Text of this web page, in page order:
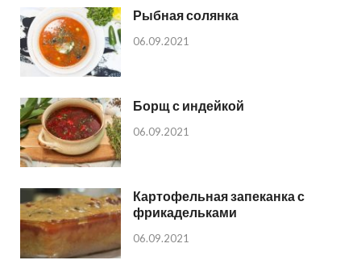
Рыбная солянка
06.09.2021
Борщ с индейкой
06.09.2021
Картофельная запеканка с
фрикадельками
06.09.2021